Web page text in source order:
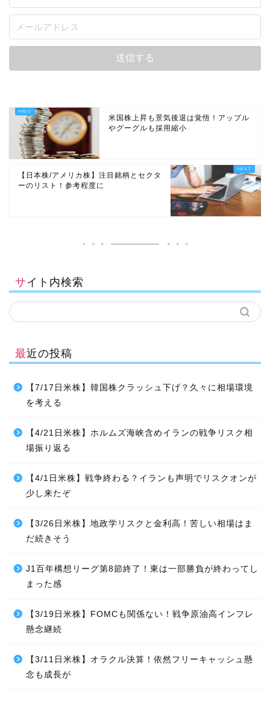
米国株上昇も景気後退は覚悟！アップル
やグーグルも採用縮小
【日本株/アメリカ株】注目銘柄とセクタ
ーのリスト！参考程度に
サイト内検索
最近の投稿
【7/17日米株】韓国株クラッシュ下げ？久々に相場環境
を考える
【4/21日米株】ホルムズ海峡含めイランの戦争リスク相
場振り返る
【4/1日米株】戦争終わる？イランも声明でリスクオンが
少し来たぞ
【3/26日米株】地政学リスクと金利高！苦しい相場はま
だ続きそう
J1百年構想リーグ第8節終了！東は一部勝負が終わってし
まった感
【3/19日米株】FOMCも関係ない！戦争原油高インフレ
懸念継続
【3/11日米株】オラクル決算！依然フリーキャッシュ懸
念も成長が